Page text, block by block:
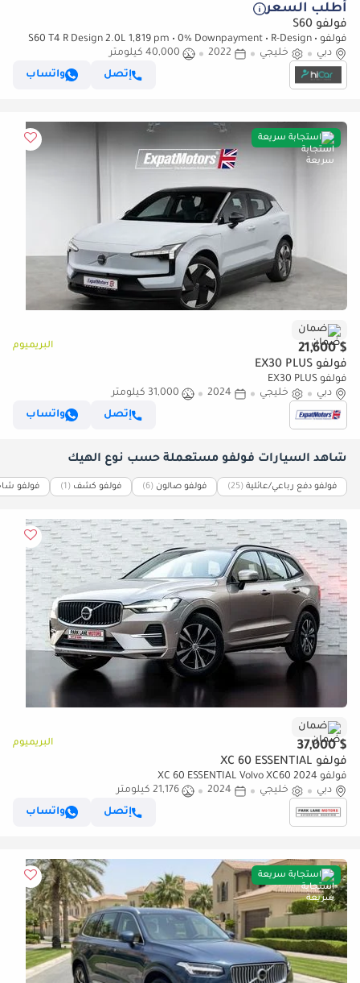
أطلب السعر
فولفو S60
فولفو S60 T4 R Design 2.0L 1,819 pm • 0% Downpayment • R-Design •
Agency Warranty
دبي خليجي 2022
40,000 كيلومتر
إتصل
واتساب
استجابة سريعة
ضمان
$ 21,600 البريميوم
فولفو EX30 PLUS
فولفو EX30 PLUS
دبي
خليجي 2024
31,000 كيلومتر
إتصل
واتساب
شاهد السيارات فولفو مستعملة حسب نوع الهيك
فولفو دفع رباعي/عائلية (25) فولفو صالون (6) فولفو كشف (1) فولفو
ضمان
$ 37,000 البريميوم
فولفو XC 60 ESSENTIAL
فولفو XC 60 ESSENTIAL Volvo XC60 2024
دبي
خليجي 2024
21,176 كيلومتر
إتصل
واتساب
استجابة سريعة